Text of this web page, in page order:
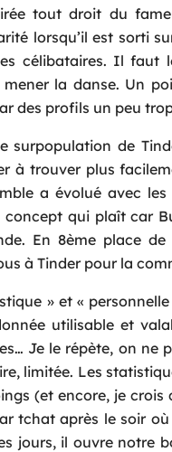
tout droit du
lorsqu’il est sorti
célibataires. Il faut
la danse. Un
des profils un peu
surpopulation de
à trouver plus
a évolué avec
concept qui plaît car
En 8ème place
à Tinder pour la
» et «
utilisable et
Je le répète, on
limitée. Les
(et encore, je
tchat après le soir
jours, il ouvre notre